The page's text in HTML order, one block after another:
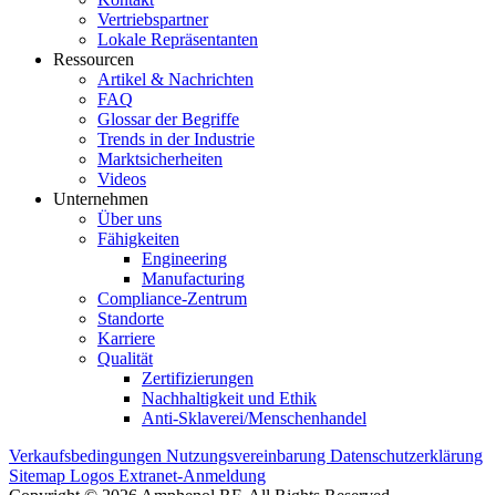
Vertriebspartner
Lokale Repräsentanten
Ressourcen
Artikel & Nachrichten
FAQ
Glossar der Begriffe
Trends in der Industrie
Marktsicherheiten
Videos
Unternehmen
Über uns
Fähigkeiten
Engineering
Manufacturing
Compliance-Zentrum
Standorte
Karriere
Qualität
Zertifizierungen
Nachhaltigkeit und Ethik
Anti-Sklaverei/Menschenhandel
Verkaufsbedingungen Nutzungsvereinbarung Datenschutzerklärung
Sitemap Logos Extranet-Anmeldung